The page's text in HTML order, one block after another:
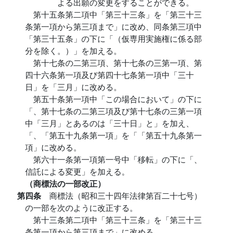
第十五条第二項中「第三十三条」を「第三十三
条第一項から第三項まで」に改め、同条第三項中
「第三十五条」の下に「（仮専用実施権に係る部
分を除く。）」を加える。
第十七条の二第三項、第十七条の三第一項、第
四十六条第一項及び第四十七条第一項中「三十
日」を「三月」に改める。
第五十条第一項中「この場合において」の下に
「、第十七条の二第三項及び第十七条の三第一項
中「三月」とあるのは「三十日」と」を加え、
「、「第五十九条第一項」を「「第五十九条第一
項」に改める。
第六十一条第一項第一号中「移転」の下に「、
信託による変更」を加える。
（商標法の一部改正）
第四条 商標法（昭和三十四年法律第百二十七号）
の一部を次のように改正する。
第十三条第二項中「第三十三条」を「第三十三